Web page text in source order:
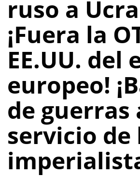
ruso a
¡Fuera la
EE.UU. del
europeo!
de guerras
servicio de